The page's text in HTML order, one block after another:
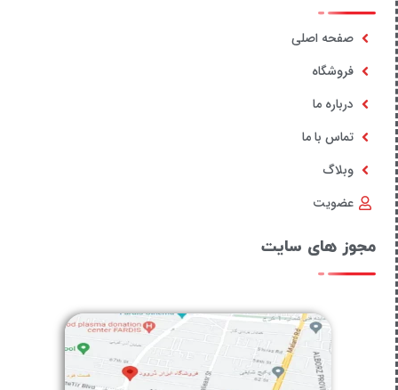
صفحه اصلی
فروشگاه
درباره ما
تماس با ما
وبلاگ
عضویت
مجوز های سایت